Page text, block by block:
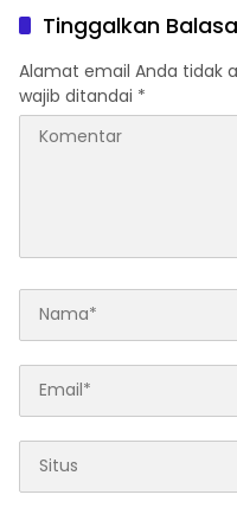
Komitmen Perangi
Narkoba Di Wilayah
Hukumnya
Tinggalkan
Alamat email Anda tidak
wajib ditandai *